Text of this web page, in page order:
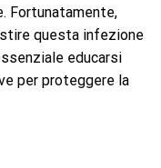
Fortunatamente,
questa infezione
educarsi
per proteggere la